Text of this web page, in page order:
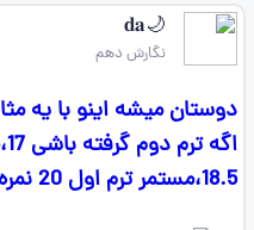
🌙𝐝𝐚
نگارش دهم
دوستان میشه اینو با یه
18.5،مستمر ترم اول 20 نمره چند میشه؟